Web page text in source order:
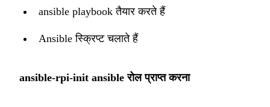
ansible playbook तैयार करते हैं
Ansible स्क्रिप्ट चलाते हैं
ansible-rpi-init ansible रोल प्राप्त करना